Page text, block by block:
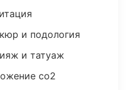
и подология
и татуаж
co2